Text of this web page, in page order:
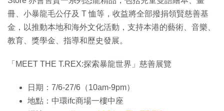
冊、小暴龍毛公仔及 T 恤等，收益將全部撥捐領賢慈善基
金，以推動本地和海外文化活動，支持本港的藝術、音樂、
教育、獎學金、指導和歷史發展。
「MEET THE T.REX:探索暴龍世界」慈善展覽
日期：7/6-27/6（10am-9pm）
地點：中環ifc商場一樓中座